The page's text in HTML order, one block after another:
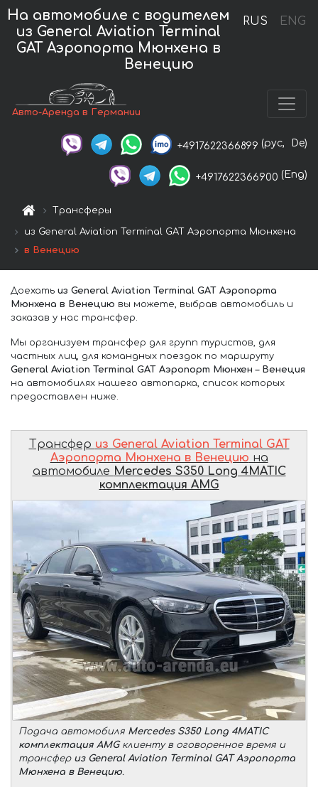
RUS ENG
На автомобиле с водителем
из General Aviation Terminal
GAT Аэропорта Мюнхена в
Венецию
Авто-Аренда в Германии
+4917622366899 (рус, De)
+4917622366900 (Eng)
Трансферы
из General Aviation Terminal GAT Аэропорта Мюнхена
в Венецию
Доехать из General Aviation Terminal GAT Аэропорта
Мюнхена в Венецию вы можете, выбрав автомобиль и
заказав у нас трансфер.
Мы организуем трансфер для групп туристов, для
частных лиц, для командных поездок по маршруту
General Aviation Terminal GAT Аэропорт Мюнхен – Венеция
на автомобилях нашего автопарка, список которых
предоставлен ниже.
Трансфер из General Aviation Terminal GAT
Аэропорта Мюнхена в Венецию на
автомобиле Mercedes S350 Long 4MATIC
комплектация AMG
Подача автомобиля Mercedes S350 Long 4MATIC
комплектация AMGклиенту в оговоренное время и
трансфер из General Aviation Terminal GAT Аэропорта
Мюнхена в Венецию.